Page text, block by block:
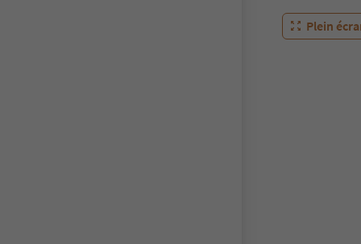
Plein